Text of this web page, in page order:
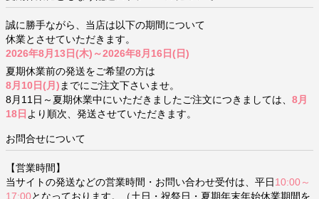
誠に勝手ながら、当店は以下の期間について
休業とさせていただきます。
2026年8月13日(木)～2026年8月16日(日)
夏期休業前の発送をご希望の方は
8月10日(月) までにご注文下さいませ。
8月11日～夏期休業中にいただきましたご注文につきましては、 8月
18日 より順次、発送させていただきます。
お問合せについて
【営業時間】
当サイトの発送などの営業時間・お問い合わせ受付は、平日 10:00～
17:00となっております。（土日・祝祭日・夏期年末年始休業期間を